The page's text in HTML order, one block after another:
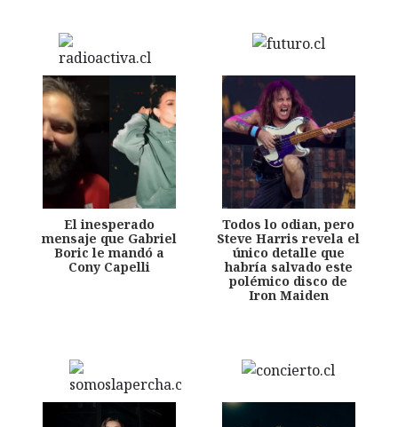
El inesperado
mensaje que Gabriel
Boric le mandó a
Cony Capelli
Todos lo odian, pero
Steve Harris revela el
único detalle que
habría salvado este
polémico disco de
Iron Maiden